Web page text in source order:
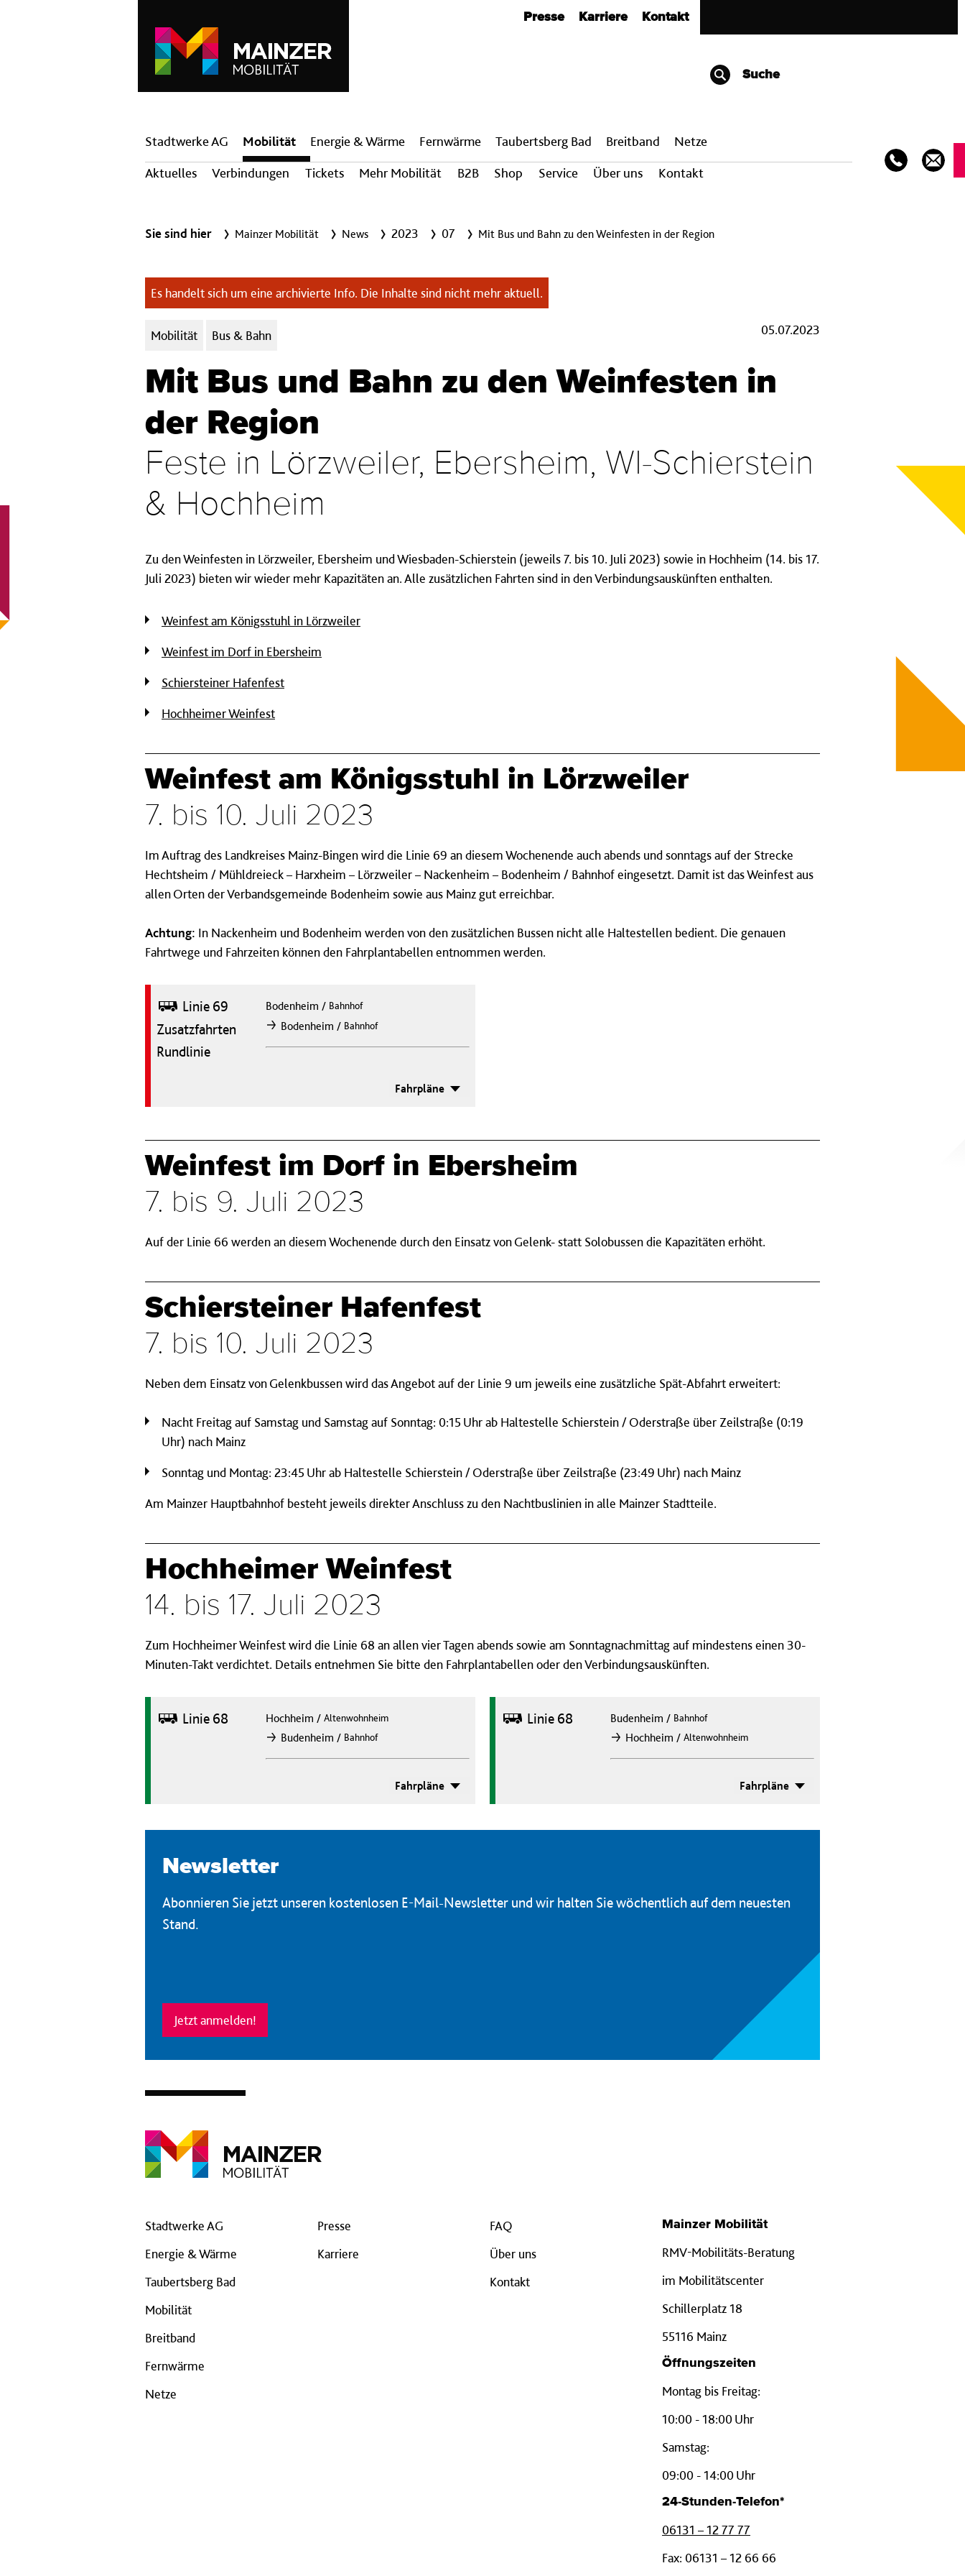
Presse Karriere Kontakt
Suche
Hauptnavigation
Stadtwerke AG
Mobilität
Aktuelles
Verbindungen Tickets Mehr Mobilität B2B Shop Service Über uns Kontakt
Energie & Wärme Fern­wärme Taubertsberg Bad Breit­band Netze
Sie sind hier Mainzer Mobilität News 2023 07 Mit Bus und Bahn zu den Weinfesten in der Region
Es handelt sich um eine archivierte Info. Die Inhalte sind nicht mehr aktuell.
Kategorien:
Mobilität Bus & Bahn 05.07.2023
Mit Bus und Bahn zu den Weinfesten in
der Region
Feste in Lörzweiler, Ebersheim, WI-Schierstein
& Hochheim
Zu den Weinfesten in Lörzweiler, Ebersheim und Wiesbaden-Schierstein (jeweils 7. bis 10. Juli 2023) sowie in Hochheim (14. bis 17.
Juli 2023) bieten wir wieder mehr Kapazitäten an. Alle zusätzlichen Fahrten sind in den Verbindungsauskünften enthalten.
Weinfest am Königsstuhl in Lörzweiler
Weinfest im Dorf in Ebersheim
Schiersteiner Hafenfest
Hochheimer Weinfest
Weinfest am Königsstuhl in Lörzweiler
7. bis 10. Juli 2023
Im Auftrag des Landkreises Mainz-Bingen wird die Linie 69 an diesem Wochenende auch abends und sonntags auf der Strecke
Hechtsheim / Mühldreieck – Harxheim – Lörzweiler – Nackenheim – Bodenheim / Bahnhof eingesetzt. Damit ist das Weinfest aus
allen Orten der Verbandsgemeinde Bodenheim sowie aus Mainz gut erreichbar.
Achtung: In Nackenheim und Bodenheim werden von den zusätzlichen Bussen nicht alle Haltestellen bedient. Die genauen
Fahrtwege und Fahrzeiten können den Fahrplantabellen entnommen werden.
Bus
Linie 69
Zusatzfahrten
Rundlinie
Bodenheim / Bahnhof
nachBodenheim / Bahnhof
Fahrpläne
Weinfest im Dorf in Ebersheim
7. bis 9. Juli 2023
Auf der Linie 66 werden an diesem Wochenende durch den Einsatz von Gelenk- statt Solobussen die Kapazitäten erhöht.
Schiersteiner Hafenfest
7. bis 10. Juli 2023
Neben dem Einsatz von Gelenkbussen wird das Angebot auf der Linie 9 um jeweils eine zusätzliche Spät-Abfahrt erweitert:
Nacht Freitag auf Samstag und Samstag auf Sonntag: 0:15 Uhr ab Haltestelle Schierstein / Oderstraße über Zeilstraße (0:19
Uhr) nach Mainz
Sonntag und Montag: 23:45 Uhr ab Haltestelle Schierstein / Oderstraße über Zeilstraße (23:49 Uhr) nach Mainz
Am Mainzer Hauptbahnhof besteht jeweils direkter Anschluss zu den Nachtbuslinien in alle Mainzer Stadtteile.
Hochheimer Weinfest
14. bis 17. Juli 2023
Zum Hochheimer Weinfest wird die Linie 68 an allen vier Tagen abends sowie am Sonntagnachmittag auf mindestens einen 30-
Minuten-Takt verdichtet. Details entnehmen Sie bitte den Fahrplantabellen oder den Verbindungsauskünften.
Bus Linie 68 Hochheim / Altenwohnheim
nachBudenheim / Bahnhof
Fahrpläne
Bus Linie 68 Budenheim / Bahnhof
nachHochheim / Altenwohnheim
Fahrpläne
Newsletter
Abonnieren Sie jetzt unseren kostenlosen E-Mail-Newsletter und wir halten Sie wöchentlich auf dem neuesten
Stand.
Jetzt anmelden!
Stadtwerke AG
Energie & Wärme
Taubertsberg Bad
Mobilität
Breitband
Fernwärme
Netze
Presse
Karriere
FAQ
Über uns
Kontakt
Mainzer Mobilität
RMV-Mobilitäts-Beratung
im Mobilitätscenter
Schillerplatz 18
55116 Mainz
Öffnungszeiten
Montag bis Freitag:
10:00 - 18:00 Uhr
Samstag:
09:00 - 14:00 Uhr
24-Stunden-Telefon*
06131 – 12 77 77
Fax: 06131 – 12 66 66